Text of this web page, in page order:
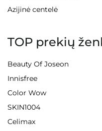
Azijinė centelė
TOP prekių
Beauty Of Joseon
Innisfree
Color Wow
SKIN1004
Celimax